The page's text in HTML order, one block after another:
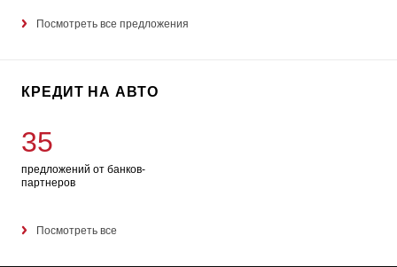
Посмотреть все предложения
КРЕДИТ НА АВТО
35
предложений от банков-
партнеров
Посмотреть все